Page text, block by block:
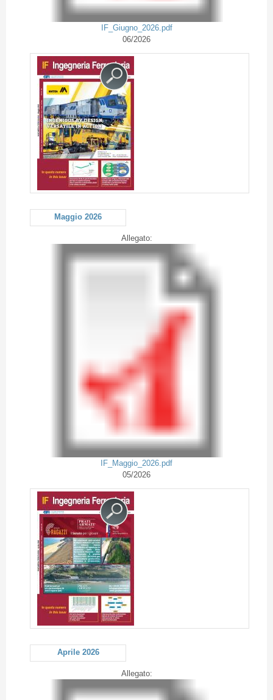
IF_Giugno_2026.pdf
06/2026
Maggio 2026
Allegato:
IF_Maggio_2026.pdf
05/2026
Aprile 2026
Allegato: